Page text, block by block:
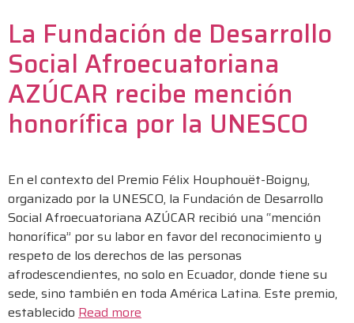
La Fundación de Desarrollo
Social Afroecuatoriana
AZÚCAR recibe mención
honorífica por la UNESCO
En el contexto del Premio Félix Houphouët-Boigny,
organizado por la UNESCO, la Fundación de Desarrollo
Social Afroecuatoriana AZÚCAR recibió una “mención
honorífica” por su labor en favor del reconocimiento y
respeto de los derechos de las personas
afrodescendientes, no solo en Ecuador, donde tiene su
sede, sino también en toda América Latina. Este premio,
establecido Read more